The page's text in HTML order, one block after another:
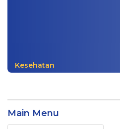
Kesehatan
Main Menu